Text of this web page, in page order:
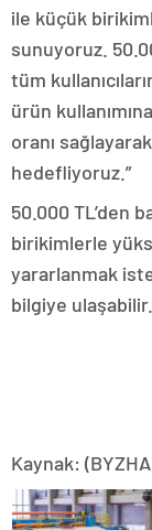
ile küçük
sunuyoruz.
tüm
ürün
oranı
hedefliyoruz.”
50.000 TL’den
birikimlerle
yararlanmak
bilgiye ulaşabilir.
Kaynak: